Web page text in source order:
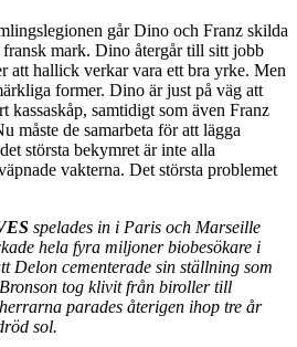
går Dino och Franz skilda
mark. Dino återgår till sitt jobb
att hallick verkar vara ett bra yrke. Men
former. Dino är just på väg att
kassaskåp, samtidigt som även Franz
måste de samarbeta för att lägga
största bekymret är inte alla
vakterna. Det största problemet
spelades in i Paris och Marseille
hela fyra miljoner biobesökare i
Delon cementerade sin ställning som
tog klivit från biroller till
parades återigen ihop tre år
sol.